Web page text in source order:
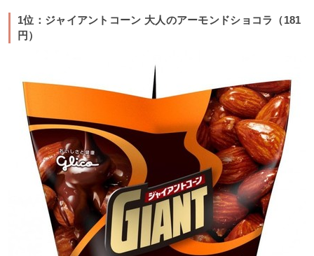
1位：ジャイアントコーン 大人のアーモンドショコラ（181
円）